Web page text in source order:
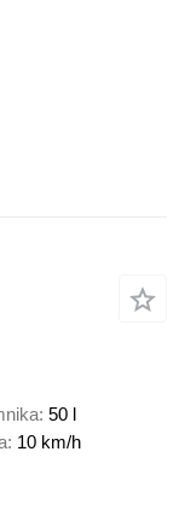
50 l
10 km/h